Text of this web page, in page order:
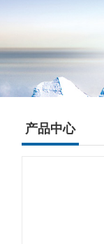
产品中心